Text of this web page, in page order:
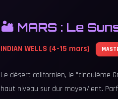
🏜️ MARS : Le
INDIAN WELLS (4-15 mars)
Le désert californien, le "cinquième
haut niveau sur dur moyen/lent.